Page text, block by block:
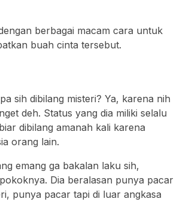
berbagai macam cara untuk
buah cinta tersebut.
sih dibilang misteri? Ya, karena nih
deh. Status yang dia miliki selalu
dibilang amanah kali karena
orang lain.
emang ga bakalan laku sih,
Dia beralasan punya pacar
punya pacar tapi di luar angkasa